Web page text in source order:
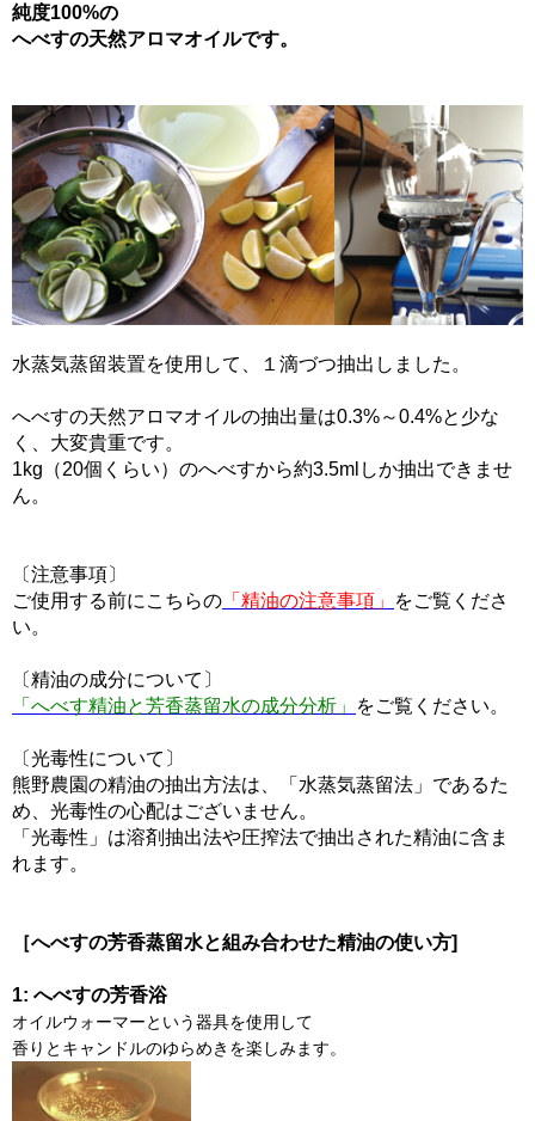
純度100%の
へべすの天然アロマオイルです。
水蒸気蒸留装置を使用して、１滴づつ抽出しました。
へべすの天然アロマオイルの抽出量は0.3%～0.4%と少な
く、大変貴重です。
1kg（20個くらい）のへべすから約3.5mlしか抽出できませ
ん。
〔注意事項〕
ご使用する前にこちらの 「精油の注意事項」
をご覧くださ
い。
〔精油の成分について〕
「へべす精油と芳香蒸留水の成分分析」
をご覧ください。
〔光毒性について〕
熊野農園の精油の抽出方法は、「水蒸気蒸留法」であるた
め、光毒性の心配はございません。
「光毒性」は溶剤抽出法や圧搾法で抽出された精油に含ま
れます。
［へべすの芳香蒸留水と組み合わせた精油の使い方]
1: へべすの芳香浴
オイルウォーマーという器具を使用して
香りとキャンドルのゆらめきを楽しみます。